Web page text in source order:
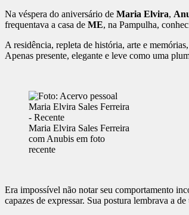
Na véspera do aniversário de Maria Elvira,
frequentava a casa de ME, na Pampulha,
A residência, repleta de história, arte e
Apenas presente, elegante e leve como uma
Maria Elvira Sales Ferreira
com Anubis em foto
recente
Era impossível não notar seu comportamento
capazes de expressar. Sua postura lembrava a de